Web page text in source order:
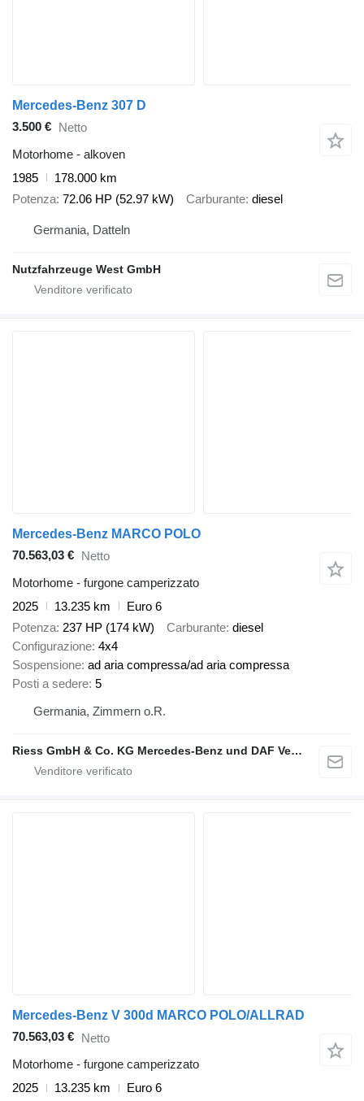
Mercedes-Benz 307 D
3.500 € Netto
Motorhome - alkoven
1985
178.000 km
Potenza 72.06 HP (52.97 kW) Carburante diesel
Germania, Datteln
Nutzfahrzeuge West GmbH
Mercedes-Benz MARCO POLO
70.563,03 € Netto
Motorhome - furgone camperizzato
2025
13.235 km
Euro 6
Potenza 237 HP (174 kW) Carburante diesel
Configurazione 4x4
Sospensione ad aria compressa/ad aria compressa
Posti a sedere 5
Germania, Zimmern o.R.
Riess GmbH & Co. KG Mercedes-Benz und DAF Vertragspartner
Mercedes-Benz V 300d MARCO POLO/ALLRAD
70.563,03 € Netto
Motorhome - furgone camperizzato
2025
13.235 km
Euro 6